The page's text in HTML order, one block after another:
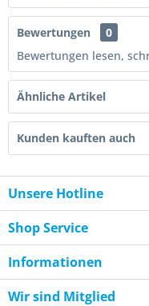
Bewertungen
0
Bewertungen lesen,
Ähnliche Artikel
Kunden kauften auch
Unsere Hotline
Shop Service
Informationen
Wir sind Mitglied